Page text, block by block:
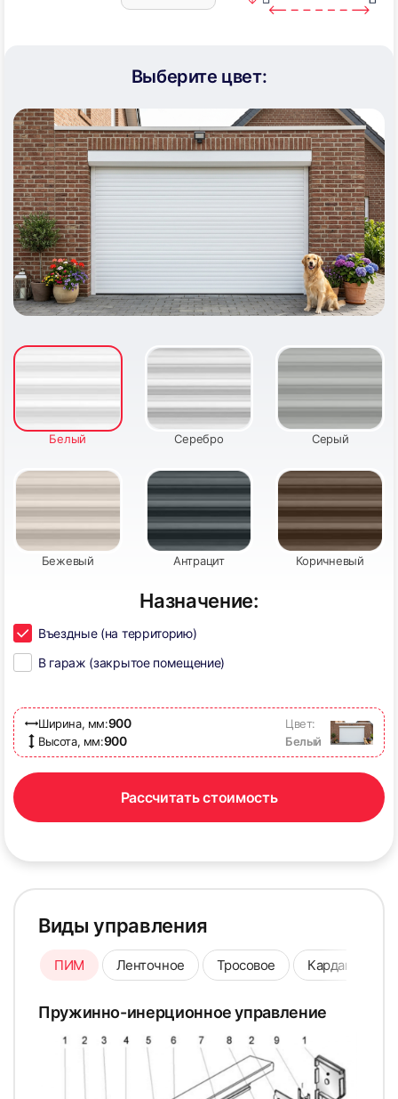
Белый Серебро Серый
Бежевый Антрацит Коричневый
Назначение:
Въездные (на территорию)
В гараж (закрытое помещение)
Ширина, мм:900
Высота, мм:900
Цвет:
Белый
Рассчитать стоимость
Выберите цвет:
Виды управления
ПИМ Ленточное Тросовое Карданное
Пружинно-инерционное управление